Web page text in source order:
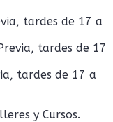
tardes de 17 a
tardes de 17
tardes de 17 a
y Cursos.